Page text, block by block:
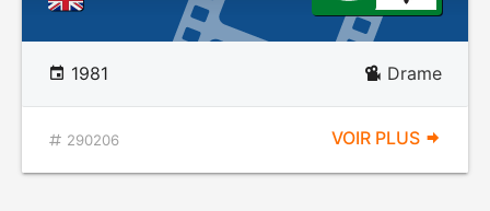
1981 Drame
290206 VOIR PLUS